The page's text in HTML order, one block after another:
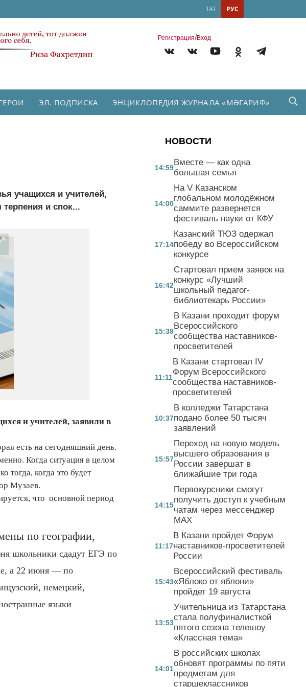
РУС
ТАТ
Регистрация/Вход
ЭЛ. ПОДПИСКА ЭНЦИКЛОПЕДИЯ ЖУРНАЛА «МӘГАРИФ»
учащихся и учителей,
и спок...
и учителей, заявили в
есть на сегодняшний день.
Когда ситуация в целом
тогда, когда это будет
Музаев.
что основной период
по географии,
школьники сдадут ЕГЭ по
а 22 июня — по
немецкий,
языки
НОВОСТИ
14:59
Вместе — как одна
большая семья
14:00
На V Казанском
глобальном молодёжном
саммите развернется
фестиваль науки от КФУ
17:14
Казанский ТЮЗ одержал
победу во Всероссийском
конкурсе
16:42
Стартовал прием заявок на
конкурс «Лучший
школьный педагог-
библиотекарь России»
15:39
В Казани проходит форум
Всероссийского
сообщества наставников-
просветителей
11:11
В Казани стартовал IV
Форум Всероссийского
сообщества наставников-
просветителей
10:37
В колледжи Татарстана
подано более 50 тысяч
заявлений
15:57
Переход на новую модель
высшего образования в
России завершат в
ближайшие три года
14:15
Первокурсники смогут
получить доступ к учебным
чатам через мессенджер
MAX
11:17
В Казани пройдет Форум
наставников-просветителей
России
15:43
Всероссийский фестиваль
«Яблоко от яблони»
пройдет 19 августа
13:53
Учительница из Татарстана
стала полуфиналисткой
пятого сезона телешоу
«Классная тема»
14:01
В российских школах
обновят программы по пяти
предметам для
старшеклассников